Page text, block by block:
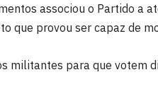
associou o Partido a
que provou ser capaz de
militantes para que votem